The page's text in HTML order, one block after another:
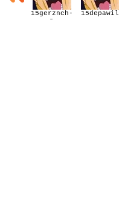
15gerznch-
a
15depawil